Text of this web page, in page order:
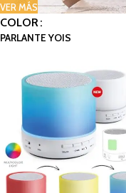
VER MÁS
COLOR
PARLANTE YOIS